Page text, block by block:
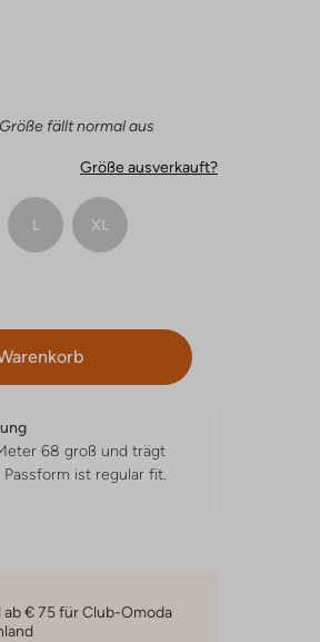
fällt normal aus
Größe ausverkauft?
L XL
68 groß und trägt
Passform ist regular fit.
ab € 75 für Club-Omoda